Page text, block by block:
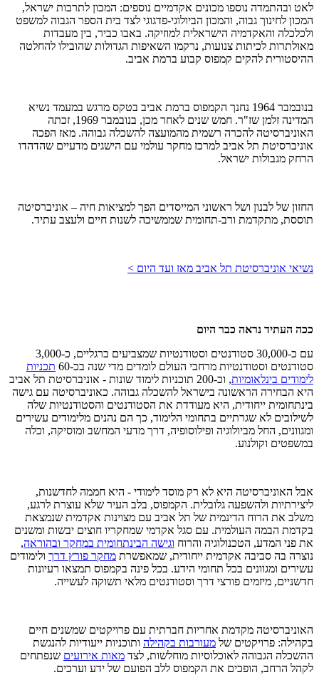
לאט ובהתמדה נוספו מכונים אקדמיים נוספים: המכון לתרבות ישראל,
המכון לחינוך גבוה, והמכון הביולוגי-פדגוגי לצד בית הספר הגבוה למשפט
ולכלכלה והאקדמיה הישראלית למוזיקה. באבו כביר, בין מעבדות
מאולתרות לכיתות צנועות, נרקמו השאיפות הגדולות שהובילו להחלטה
ההיסטורית להקים קמפוס קבוע ברמת אביב.
בנובמבר 1964 נחנך הקמפוס ברמת אביב בטקס מרגש במעמד נשיא
המדינה זלמן שז"ר. חמש שנים לאחר מכן, בנובמבר 1969, זכתה
האוניברסיטה להכרה רשמית מהמועצה להשכלה גבוהה. מאז הפכה
אוניברסיטת תל אביב למרכז מחקר עולמי עם הישגים מדעיים שהדהדו
הרחק מגבולות ישראל.
החזון של לבנון ושל ראשוני המייסדים הפך למציאות חיה – אוניברסיטה
תוססת, מתקדמת ורב-תחומית שממשיכה לשנות חיים ולעצב עתיד.
נשיאי אוניברסיטת תל אביב מאז ועד היום >
ככה העתיד נראה כבר היום
עם כ-30,000 סטודנטים וסטודנטיות שמצביעים ברגליים, כ-3,000
סטודנטים וסטודנטיות מרחבי העולם לומדים מדי שנה בכ-60
תכניות
לימודים בינלאומיות
, וכ-200 תוכניות לימוד שונות - אוניברסיטת תל אביב
היא הבחירה הראשונה בישראל להשכלה גבוהה. כאוניברסיטה עם גישה
בינתחומית ייחודית, היא מעודדת את הסטודנטים והסטודנטיות שלה
לשילובים לא שגרתיים בתחומי הלימוד, כך הם נהנים מלימודים עשירים
ומגוונים, החל מביולוגיה ופילוסופיה, דרך מדעי המחשב ומוסיקה, וכלה
במשפטים וקולנוע.
אבל האוניברסיטה היא לא רק מוסד לימודי - היא חממה לחדשנות,
ליצירתיות ולהשפעה גלובלית. הקמפוס, בלב העיר שלא עוצרת לרגע,
משלב את הרוח הדינמית של תל אביב עם מצוינות אקדמית שנמצאת
בקדמת הבמה העולמית. עם סגל אקדמי שמחקריו חוצים יבשות ומשנים
את פני המדע, הטכנולוגיה והרוח וגישה הבינתחומית במחקר ובהוראה,
נוצרה בה סביבה אקדמית ייחודית, שמאפשרת מחקר פורץ דרך ולימודים
עשירים ומגוונים בכל תחומי הידע. בכל פינה בקמפוס תמצאו רעיונות
חדשניים, מיזמים פורצי דרך וסטודנטים מלאי תשוקה לעשייה.
האוניברסיטה מקדמת אחריות חברתית עם פרויקטים שמשנים חיים
בקהילה: פרויקטים של מעורבות בקהילה ותוכניות ייעודיות להנגשת
ההשכלה הגבוהה לאוכלוסיות מוחלשות, לצד מאות אירועים שנפתחים
לקהל הרחב, הופכים את הקמפוס ללב הפועם של ידע וערכים.